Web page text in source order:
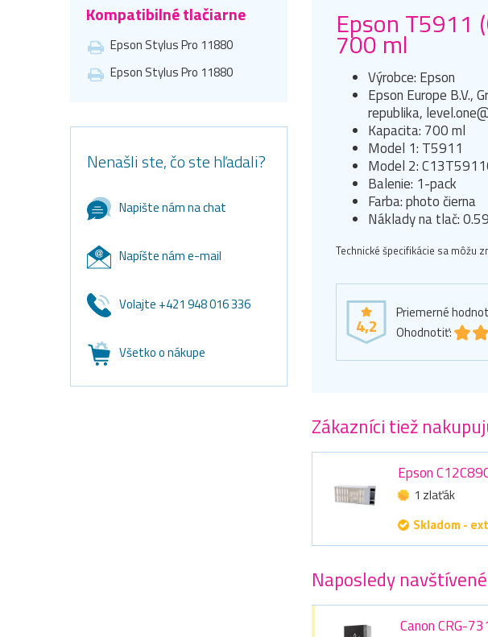
Kompatibilné tlačiarne
Epson Stylus Pro 11880
Epson Stylus Pro 11880
Nenašli ste, čo ste hľadali?
Napište nám na chat
Napíšte nám e-mail
Volajte +421 948 016 336
Všetko o nákupe
Epson T5911
700 ml
Výrobce: Epson
Epson Europe B.V.,
republika,
Kapacita: 700 ml
Model 1: T5911
Model 2:
Balenie: 1-pack
Farba: photo čierna
Náklady na tlač:
Technické špecifikácie sa môžu
4,2
Priemerné
Ohodnotiť:
Zákazníci tiež
Epson
1 zlaťák
Skladom -
Naposledy
Canon CRG-